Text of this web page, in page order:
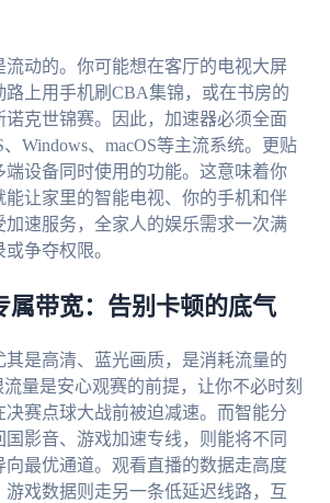
流动的。你可能想在客厅的电视大屏
路上用手机刷CBA集锦，或在书房的
诺克世锦赛。因此，加速器必须全面
Windows、macOS等主流系统。更贴
端设备同时使用的功能。这意味着你
能让家里的智能电视、你的手机和伴
加速服务，全家人的娱乐需求一次满
争夺权限。
属带宽：告别卡顿的底气
其是高清、蓝光画质，是消耗流量的
量是安心观赛的前提，让你不必时刻
决赛点球大战前被迫减速。而智能分
影音、游戏加速专线，则能将不同
向最优通道。观看直播的数据走高度
戏数据则走另一条低延迟线路，互